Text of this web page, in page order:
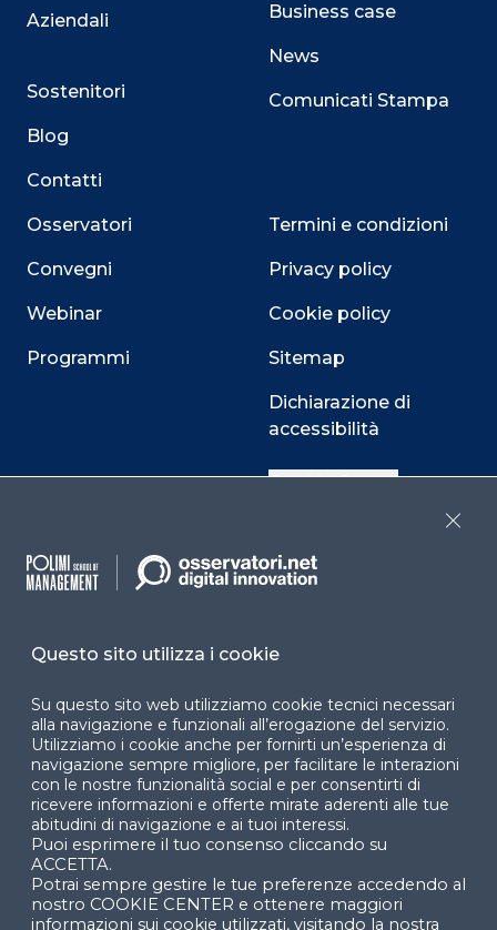
Aziendali
Sostenitori
Blog
Contatti
Osservatori
Convegni
Webinar
Programmi
Business case
News
Comunicati Stampa
Termini e condizioni
Privacy policy
Cookie policy
Sitemap
Dichiarazione di
accessibilità
Cookie Center
Facebook LinkedIn
© 2024 Copyright © Politecnico di Milano Dipartimento
di Ingegneria Gestionale
Questo sito utilizza i cookie
Su questo sito web utilizziamo cookie tecnici necessari
alla navigazione e funzionali all’erogazione del servizio.
Utilizziamo i cookie anche per fornirti un’esperienza di
navigazione sempre migliore, per facilitare le interazioni
con le nostre funzionalità social e per consentirti di
ricevere informazioni e offerte mirate aderenti alle tue
abitudini di navigazione e ai tuoi interessi.
Puoi esprimere il tuo consenso cliccando su
ACCETTA.
Potrai sempre gestire le tue preferenze accedendo al
nostro COOKIE CENTER e ottenere maggiori
informazioni sui cookie utilizzati, visitando la nostra